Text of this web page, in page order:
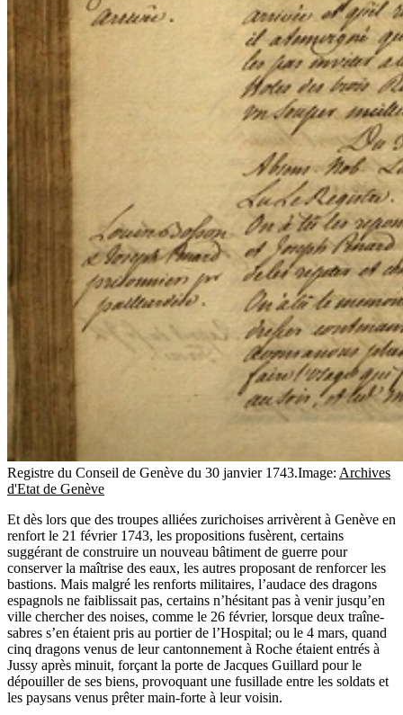
Registre du Conseil de Genève du 30 janvier 1743.Image: Archives
d'Etat de Genève
Et dès lors que des troupes alliées zurichoises arrivèrent à Genève en
renfort le 21 février 1743, les propositions fusèrent, certains
suggérant de construire un nouveau bâtiment de guerre pour
conserver la maîtrise des eaux, les autres proposant de renforcer les
bastions. Mais malgré les renforts militaires, l’audace des dragons
espagnols ne faiblissait pas, certains n’hésitant pas à venir jusqu’en
ville chercher des noises, comme le 26 février, lorsque deux traîne-
sabres s’en étaient pris au portier de l’Hospital; ou le 4 mars, quand
cinq dragons venus de leur cantonnement à Roche étaient entrés à
Jussy après minuit, forçant la porte de Jacques Guillard pour le
dépouiller de ses biens, provoquant une fusillade entre les soldats et
les paysans venus prêter main-forte à leur voisin.